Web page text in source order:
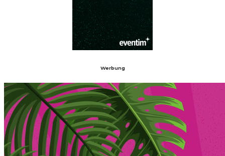
Werbung